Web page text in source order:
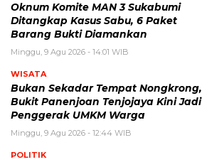
Oknum Komite MAN 3 Sukabumi
Ditangkap Kasus Sabu, 6 Paket
Barang Bukti Diamankan
Minggu, 9 Agu 2026 - 14:01 WIB
WISATA
Bukan Sekadar Tempat Nongkrong,
Bukit Panenjoan Tenjojaya Kini Jadi
Penggerak UMKM Warga
Minggu, 9 Agu 2026 - 12:44 WIB
POLITIK